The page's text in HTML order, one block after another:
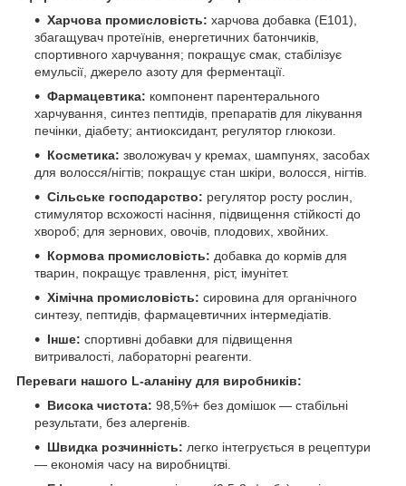
Харчова промисловість: харчова добавка (E101),
збагащувач протеїнів, енергетичних батончиків,
спортивного харчування; покращує смак, стабілізує
емульсії, джерело азоту для ферментації.
Фармацевтика: компонент парентерального
харчування, синтез пептидів, препаратів для лікування
печінки, діабету; антиоксидант, регулятор глюкози.
Косметика: зволожувач у кремах, шампунях, засобах
для волосся/нігтів; покращує стан шкіри, волосся, нігтів.
Сільське господарство: регулятор росту рослин,
стимулятор всхожості насіння, підвищення стійкості до
хвороб; для зернових, овочів, плодових, хвойних.
Кормова промисловість: добавка до кормів для
тварин, покращує травлення, ріст, імунітет.
Хімічна промисловість: сировина для органічного
синтезу, пептидів, фармацевтичних інтермедіатів.
Інше: спортивні добавки для підвищення
витривалості, лабораторні реагенти.
Переваги нашого L-аланіну для виробників:
Висока чистота: 98,5%+ без домішок — стабільні
результати, без алергенів.
Швидка розчинність: легко інтегрується в рецептури
— економія часу на виробництві.